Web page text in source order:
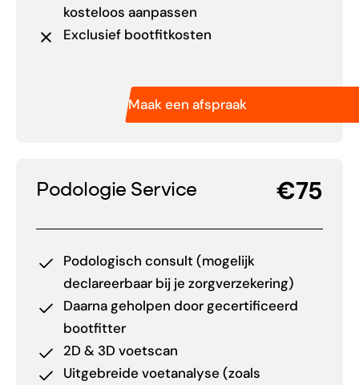
kosteloos aanpassen
Exclusief bootfitkosten
Maak een afspraak
Podologie Service €75
Podologisch consult (mogelijk
declareerbaar bij je zorgverzekering)
Daarna geholpen door gecertificeerd
bootfitter
2D & 3D voetscan
Uitgebreide voetanalyse (zoals